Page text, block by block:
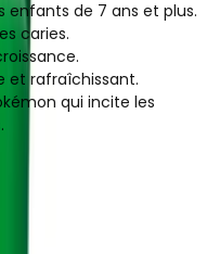
enfants de 7 ans et plus.
caries.
et rafraîchissant.
qui incite les